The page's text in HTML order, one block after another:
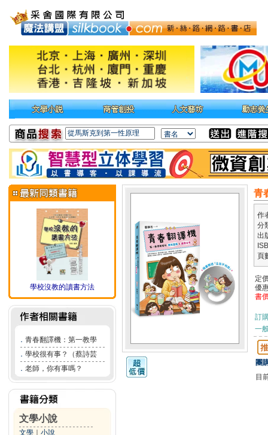
學校沒教的讀書方法
． 青春翻譯機：第一教學
． 學校很有事？（蔡詩芸
． 老師，你有事嗎？
文學小說
文學 小說
青
作
分
出
頁
定
優
書
訂
一
團
目